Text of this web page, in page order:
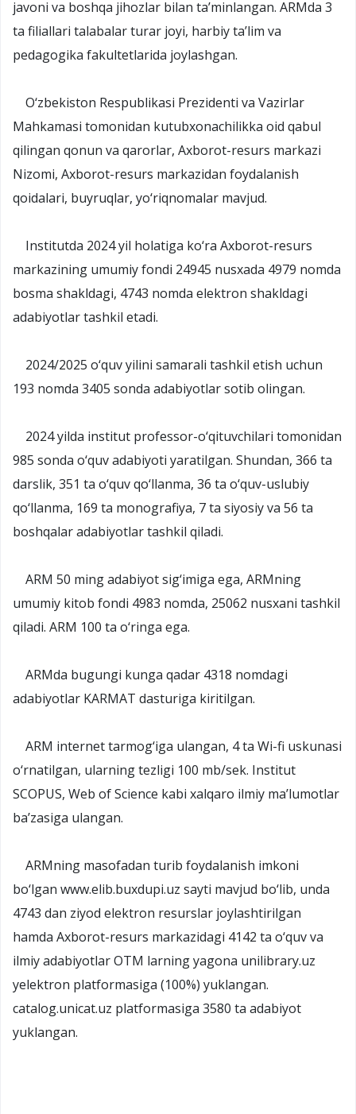
javoni va boshqa jihozlar bilan ta’minlangan. ARMda 3
ta filiallari talabalar turar joyi, harbiy ta’lim va
pedagogika fakultetlarida joylashgan.
O‘zbekiston Respublikasi Prezidenti va Vazirlar
Mahkamasi tomonidan kutubxonachilikka oid qabul
qilingan qonun va qarorlar, Axborot-resurs markazi
Nizomi, Axborot-resurs markazidan foydalanish
qoidalari, buyruqlar, yo‘riqnomalar mavjud.
Institutda 2024 yil holatiga ko‘ra Axborot-resurs
markazining umumiy fondi 24945 nusxada 4979 nomda
bosma shakldagi, 4743 nomda elektron shakldagi
adabiyotlar tashkil etadi.
2024/2025 o‘quv yilini samarali tashkil etish uchun
193 nomda 3405 sonda adabiyotlar sotib olingan.
2024 yilda institut professor-o‘qituvchilari tomonidan
985 sonda o‘quv adabiyoti yaratilgan. Shundan, 366 ta
darslik, 351 ta o‘quv qo‘llanma, 36 ta o‘quv-uslubiy
qo‘llanma, 169 ta monografiya, 7 ta siyosiy va 56 ta
boshqalar adabiyotlar tashkil qiladi.
ARM 50 ming adabiyot sig‘imiga ega, ARMning
umumiy kitob fondi 4983 nomda, 25062 nusxani tashkil
qiladi. ARM 100 ta o‘ringa ega.
ARMda bugungi kunga qadar 4318 nomdagi
adabiyotlar KARMAT dasturiga kiritilgan.
ARM internet tarmog‘iga ulangan, 4 ta Wi-fi uskunasi
o‘rnatilgan, ularning tezligi 100 mb/sek. Institut
SCOPUS, Web of Science kabi xalqaro ilmiy ma’lumotlar
ba’zasiga ulangan.
ARMning masofadan turib foydalanish imkoni
bo‘lgan www.elib.buxdupi.uz sayti mavjud bo‘lib, unda
4743 dan ziyod elektron resurslar joylashtirilgan
hamda Axborot-resurs markazidagi 4142 ta o‘quv va
ilmiy adabiyotlar OTM larning yagona unilibrary.uz
yelektron platformasiga (100%) yuklangan.
catalog.unicat.uz platformasiga 3580 ta adabiyot
yuklangan.